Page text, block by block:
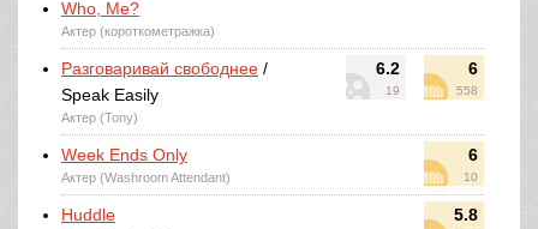
Who, Me?
Актер (короткометражка)
6.2
19
6
558
Разговаривай свободнее /
Speak Easily
Актер (Tony)
6
10
Week Ends Only
Актер (Washroom Attendant)
5.8
Huddle